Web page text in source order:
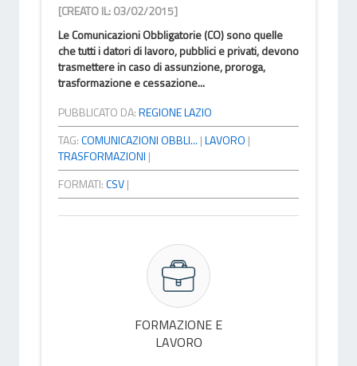
[CREATO IL: 03/02/2015]
Le Comunicazioni Obbligatorie (CO) sono quelle
che tutti i datori di lavoro, pubblici e privati, devono
trasmettere in caso di assunzione, proroga,
trasformazione e cessazione...
PUBBLICATO DA:REGIONE LAZIO
TAG:COMUNICAZIONI OBBLI... |LAVORO |
TRASFORMAZIONI |
FORMATI:CSV|
FORMAZIONE E
LAVORO